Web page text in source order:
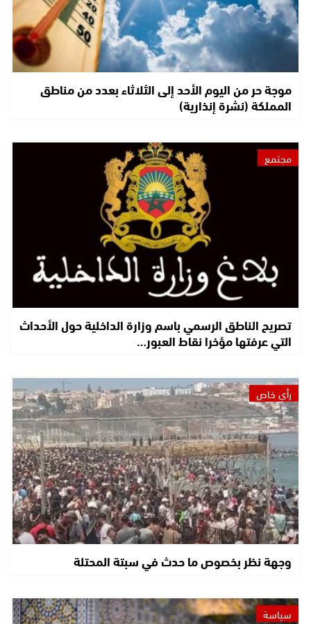
موجة حر من اليوم الأحد إلى الثلاثاء بعدد من مناطق
المملكة (نشرة إنذارية)
مجتمع
تصريح الناطق الرسمي باسم وزارة الداخلية حول الأحداث
التي عرفتها مؤخرا نقاط العبور…
رأي خاص
وجهة نظر بخصوص ما حدث في سبتة المحتلة
سياسة